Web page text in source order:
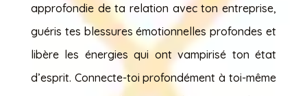
approfondie de ta relation avec ton entreprise,
guéris tes blessures émotionnelles profondes et
libère les énergies qui ont vampirisé ton état
d’esprit. Connecte-toi profondément à toi-même